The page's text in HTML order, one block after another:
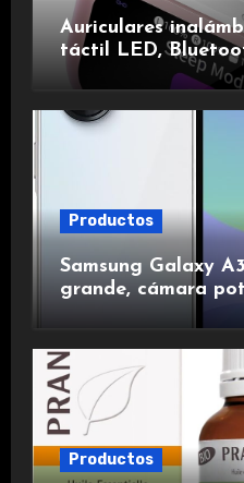
Auriculares
táctil LED,
de ruido,
duración.
Productos
Samsung Galaxy
grande, cámara
duradera y carga
experiencia
Productos